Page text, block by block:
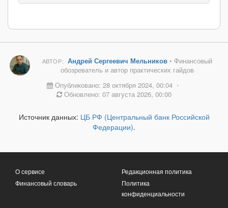
АВТОР: Андрей Сергеевич Мельников• Финансовый
обозреватель и автор практических гайдов
Опубликовано: 28 октября 2024, 00:04 •
Обновлено: 07 августа 2026, 00:00
Источник данных: ЦБ РФ (Центральный банк Российской
Федерации).
О сервисе
Финансовый словарь
Редакционная политика
Политика
конфиденциальности